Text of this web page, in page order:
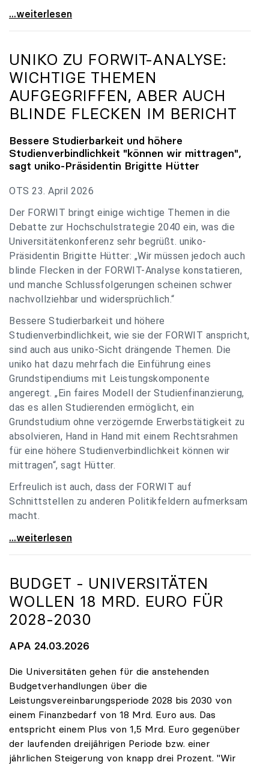
uniko zu Budgetverhandlungen: Universitäten sind
...weiterlesen
UNIKO ZU FORWIT-ANALYSE:
WICHTIGE THEMEN
AUFGEGRIFFEN, ABER AUCH
BLINDE FLECKEN IM BERICHT
Bessere Studierbarkeit und höhere
Studienverbindlichkeit "können wir mittragen",
sagt uniko-Präsidentin Brigitte Hütter
OTS 23. April 2026
Der FORWIT bringt einige wichtige Themen in die
Debatte zur Hochschulstrategie 2040 ein, was die
Universitätenkonferenz sehr begrüßt. uniko-
Präsidentin Brigitte Hütter: „Wir müssen jedoch auch
blinde Flecken in der FORWIT-Analyse konstatieren,
und manche Schlussfolgerungen scheinen schwer
nachvollziehbar und widersprüchlich.“
Bessere Studierbarkeit und höhere
Studienverbindlichkeit, wie sie der FORWIT anspricht,
sind auch aus uniko-Sicht drängende Themen. Die
uniko hat dazu mehrfach die Einführung eines
Grundstipendiums mit Leistungskomponente
angeregt. „Ein faires Modell der Studienfinanzierung,
das es allen Studierenden ermöglicht, ein
Grundstudium ohne verzögernde Erwerbstätigkeit zu
absolvieren, Hand in Hand mit einem Rechtsrahmen
für eine höhere Studienverbindlichkeit können wir
mittragen“, sagt Hütter.
Erfreulich ist auch, dass der FORWIT auf
Schnittstellen zu anderen Politikfeldern aufmerksam
macht.
uniko zu FORWIT-Analyse: Wichtige Themen
...weiterlesen
BUDGET - UNIVERSITÄTEN
WOLLEN 18 MRD. EURO FÜR
2028-2030
APA 24.03.2026
Die Universitäten gehen für die anstehenden
Budgetverhandlungen über die
Leistungsvereinbarungsperiode 2028 bis 2030 von
einem Finanzbedarf von 18 Mrd. Euro aus. Das
entspricht einem Plus von 1,5 Mrd. Euro gegenüber
der laufenden dreijährigen Periode bzw. einer
jährlichen Steigerung von knapp drei Prozent. "Wir